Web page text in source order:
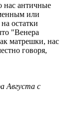
нас античные
или
остатки
"Венера
матрешки, нас
говоря,
Августа с